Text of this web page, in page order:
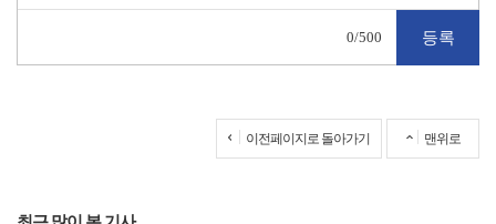
0/500
이전페이지로 돌아가기 맨위로